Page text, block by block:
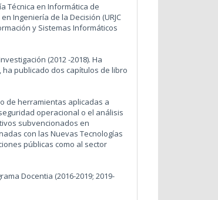
Técnica en Informática de
Ingeniería de la Decisión (URJC
y Sistemas Informáticos
(2012 -2018). Ha
ha publicado dos capítulos de libro
de herramientas aplicadas a
operacional o el análisis
subvencionados en
con las Nuevas Tecnologías
públicas como al sector
Docentia (2016-2019; 2019-